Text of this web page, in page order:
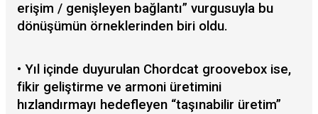
erişim / genişleyen bağlantı” vurgusuyla bu
dönüşümün örneklerinden biri oldu.
• Yıl içinde duyurulan Chordcat groovebox ise,
fikir geliştirme ve armoni üretimini
hızlandırmayı hedefleyen “taşınabilir üretim”